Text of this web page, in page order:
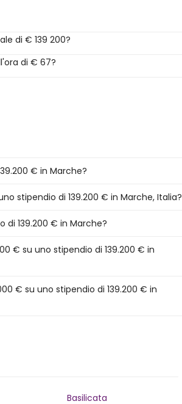
di € 139 200?
di € 67?
€ in Marche?
stipendio di 139.200 € in Marche, Italia?
di 139.200 € in Marche?
€ su uno stipendio di 139.200 € in
€ su uno stipendio di 139.200 € in
Basilicata